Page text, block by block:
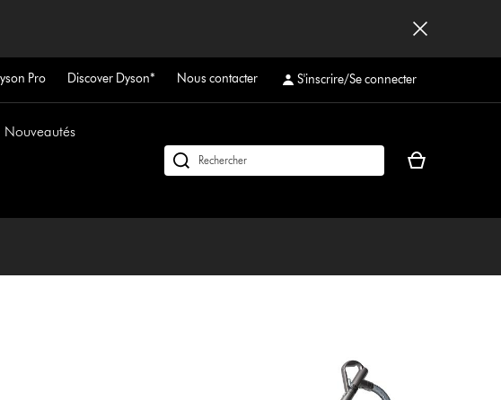
Pro Discover Dyson* Nous contacter S'inscrire/Se connecter
Nouveautés
Rechercher
Votre
vide